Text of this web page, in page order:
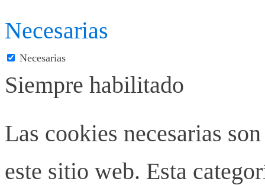
Necesarias
Necesarias
Siempre habilitado
Las cookies necesarias
este sitio web. Esta